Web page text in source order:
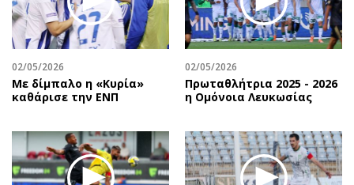
02/05/2026
Με δίμπαλο η «Κυρία»
καθάρισε την ΕΝΠ
02/05/2026
Πρωταθλήτρια 2025 - 2026
η Ομόνοια Λευκωσίας